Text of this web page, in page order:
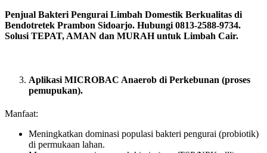
Penjual Bakteri Pengurai Limbah Domestik Berkualitas di
Bendotretek Prambon Sidoarjo. Hubungi 0813-2588-9734.
Solusi TEPAT, AMAN dan MURAH untuk Limbah Cair.
Aplikasi MICROBAC Anaerob di Perkebunan (proses
pemupukan).
Manfaat:
Meningkatkan dominasi populasi bakteri pengurai (probiotik)
di permukaan lahan.